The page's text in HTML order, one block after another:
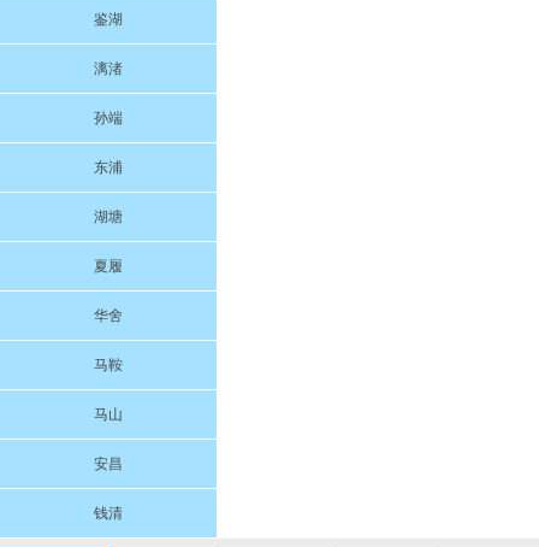
鉴湖
漓渚
孙端
东浦
湖塘
夏履
华舍
马鞍
马山
安昌
钱清